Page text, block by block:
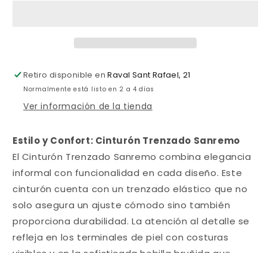
Retiro disponible enRaval Sant Rafael, 21
Normalmente está listo en 2 a 4 días
Ver información de la tienda
Estilo y Confort: Cinturón Trenzado Sanremo
El Cinturón Trenzado Sanremo combina elegancia
informal con funcionalidad en cada diseño. Este
cinturón cuenta con un trenzado elástico que no
solo asegura un ajuste cómodo sino también
proporciona durabilidad. La atención al detalle se
refleja en los terminales de piel con costuras